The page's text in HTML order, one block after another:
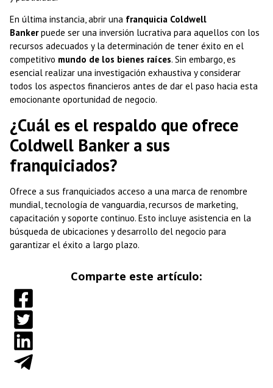
En última instancia, abrir una franquicia Coldwell
Bankerpuede ser una inversión lucrativa para aquellos con los
recursos adecuados y la determinación de tener éxito en el
competitivo mundo de los bienes raíces. Sin embargo, es
esencial realizar una investigación exhaustiva y considerar
todos los aspectos financieros antes de dar el paso hacia esta
emocionante oportunidad de negocio.
¿Cuál es el respaldo que ofrece
Coldwell Banker a sus
franquiciados?
Ofrece a sus franquiciados acceso a una marca de renombre
mundial, tecnología de vanguardia, recursos de marketing,
capacitación y soporte continuo. Esto incluye asistencia en la
búsqueda de ubicaciones y desarrollo del negocio para
garantizar el éxito a largo plazo.
Comparte este artículo: